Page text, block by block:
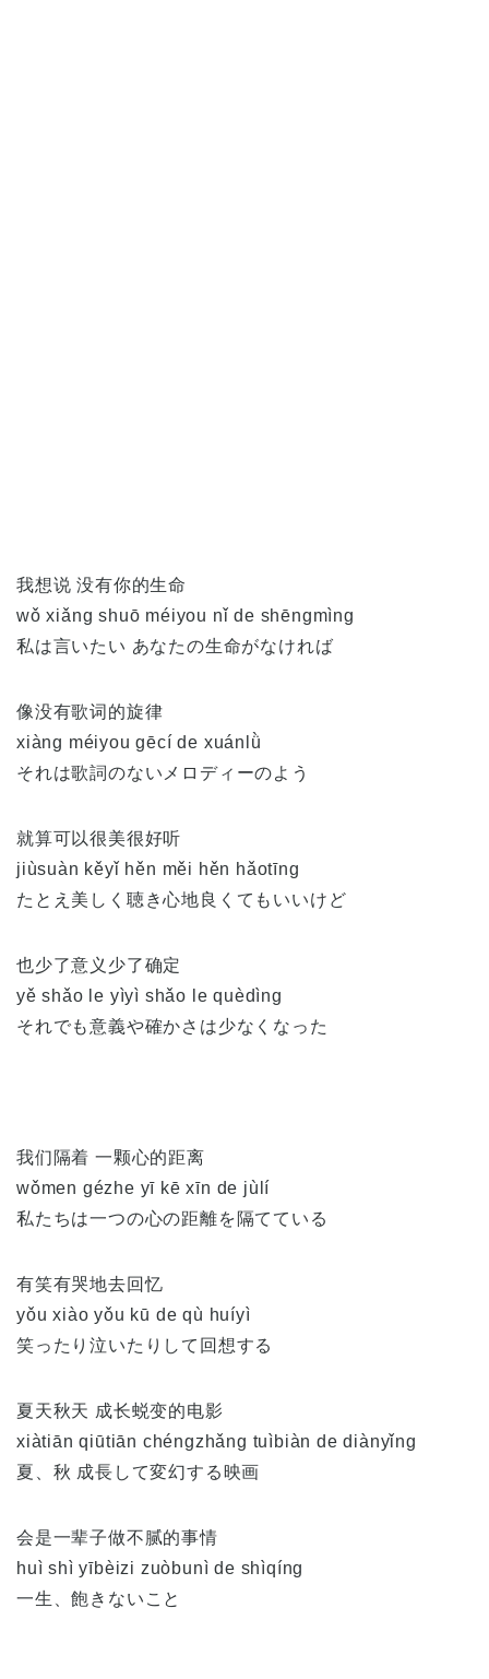
我想说 没有你的生命
wǒ xiǎng shuō méiyou nǐ de shēngmìng
私は言いたい あなたの生命がなければ
像没有歌词的旋律
xiàng méiyou gēcí de xuánlǜ
それは歌詞のないメロディーのよう
就算可以很美很好听
jiùsuàn kěyǐ hěn měi hěn hǎotīng
たとえ美しく聴き心地良くてもいいけど
也少了意义少了确定
yě shǎo le yìyì shǎo le quèdìng
それでも意義や確かさは少なくなった
我们隔着 一颗心的距离
wǒmen gézhe yī kē xīn de jùlí
私たちは一つの心の距離を隔てている
有笑有哭地去回忆
yǒu xiào yǒu kū de qù huíyì
笑ったり泣いたりして回想する
夏天秋天 成长蜕变的电影
xiàtiān qiūtiān chéngzhǎng tuìbiàn de diànyǐng
夏、秋 成長して変幻する映画
会是一辈子做不腻的事情
huì shì yībèizi zuòbunì de shìqíng
一生、飽きないこと